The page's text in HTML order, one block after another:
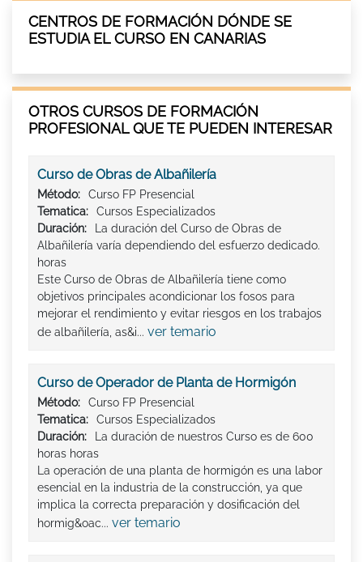
CENTROS DE FORMACIÓN DÓNDE SE
ESTUDIA EL CURSO EN CANARIAS
OTROS CURSOS DE FORMACIÓN
PROFESIONAL QUE TE PUEDEN INTERESAR
Curso de Obras de Albañilería
Método:
Curso FP Presencial
Tematica:
Cursos Especializados
Duración:
La duración del Curso de Obras de
Albañilería varía dependiendo del esfuerzo dedicado.
horas
Este Curso de Obras de Albañilería tiene como
objetivos principales acondicionar los fosos para
mejorar el rendimiento y evitar riesgos en los trabajos
de albañilería, as&i... ver temario
Curso de Operador de Planta de Hormigón
Método:
Curso FP Presencial
Tematica:
Cursos Especializados
Duración:
La duración de nuestros Curso es de 600
horas horas
La operación de una planta de hormigón es una labor
esencial en la industria de la construcción, ya que
implica la correcta preparación y dosificación del
hormig&oac... ver temario